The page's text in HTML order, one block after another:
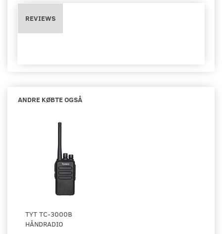
REVIEWS
ANDRE KØBTE OGSÅ
TYT TC-3000B
HÅNDRADIO